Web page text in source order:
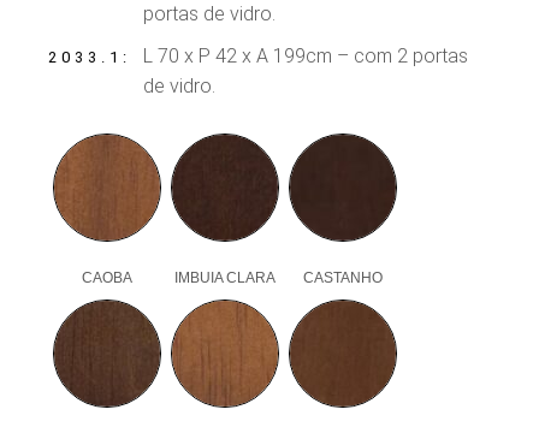
portas de vidro.
2033.1
L 70 x P 42 x A 199cm – com 2 portas
de vidro.
CAOBA IMBUIA CLARA CASTANHO